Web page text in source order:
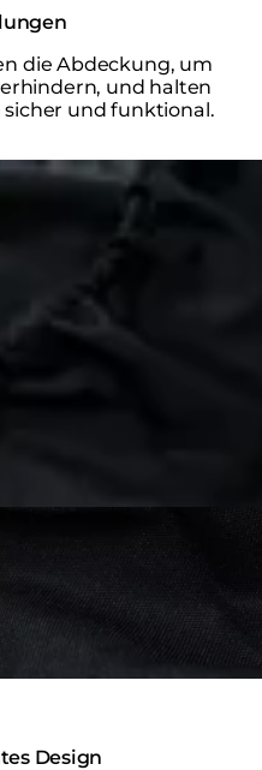
die Abdeckung, um
und halten
sicher und funktional.
Design